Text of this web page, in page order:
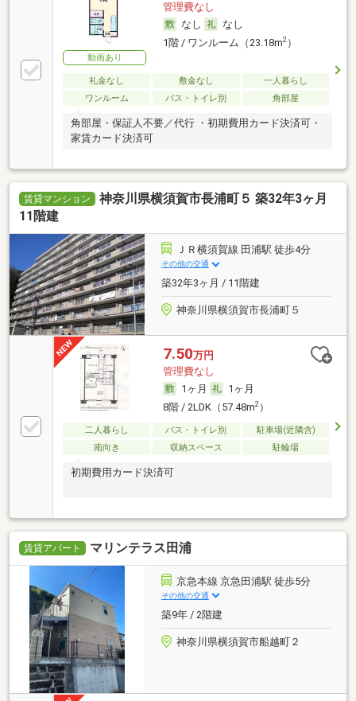
動画あり
管理費なし
なし
なし
1階 / ワンルーム（23.18m2）
礼金なし 敷金なし
一人暮らし
ワンルーム
バス・トイレ別 角部屋
角部屋・保証人不要／代行 ・初期費用カード決済可・
家賃カード決済可
賃貸マンション
神奈川県横須賀市長浦町５ 築32年3ヶ月
11階建
ＪＲ横須賀線 田浦駅 徒歩4分
その他の交通
築32年3ヶ月 / 11階建
神奈川県横須賀市長浦町５
7.50万円
管理費なし
1ヶ月
1ヶ月
8階 / 2LDK（57.48m2）
二人暮らし バス・トイレ別
駐車場(近隣含)
南向き
収納スペース 駐輪場
初期費用カード決済可
賃貸アパート マリンテラス田浦
京急本線 京急田浦駅 徒歩5分
その他の交通
築9年 / 2階建
神奈川県横須賀市船越町２